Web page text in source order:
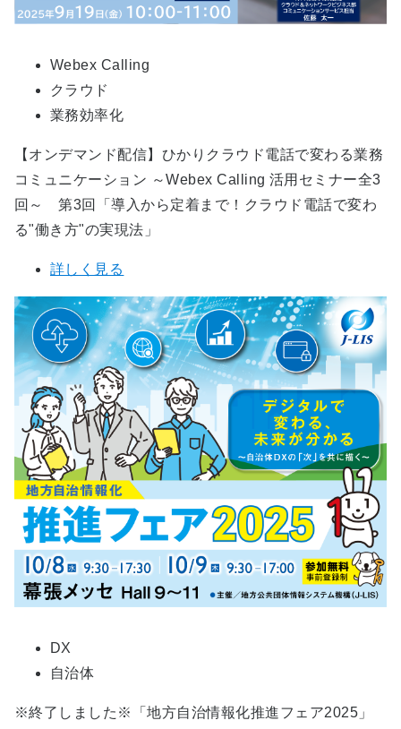
Webex Calling
クラウド
業務効率化
【オンデマンド配信】ひかりクラウド電話で変わる業務
コミュニケーション ～Webex Calling 活用セミナー全3
回～ 第3回「導入から定着まで！クラウド電話で変わ
る"働き方"の実現法」
詳しく見る
DX
自治体
※終了しました※「地方自治情報化推進フェア2025」